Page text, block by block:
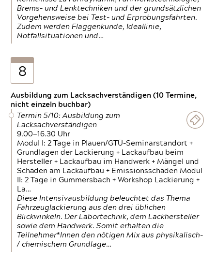
Brems- und Lenktechniken und der grundsätzlichen
Vorgehensweise bei Test- und Erprobungsfahrten.
Zudem werden Flaggenkunde, Ideallinie,
Notfallsituationen und…
8
Ausbildung zum Lacksachverständigen (10 Termine,
nicht einzeln buchbar)
Termin 5/10: Ausbildung zum
Lacksachverständigen
9.00—16.30 Uhr
Modul I: 2 Tage in Plauen/GTÜ-Seminarstandort +
Grundlagen der Lackierung + Lackaufbau beim
Hersteller + Lackaufbau im Handwerk + Mängel und
Schäden am Lackaufbau + Emissionsschäden Modul
II: 2 Tage in Gummersbach + Workshop Lackierung +
La…
Diese Intensivausbildung beleuchtet das Thema
Fahrzeuglackierung aus den drei üblichen
Blickwinkeln. Der Labortechnik, dem Lackhersteller
sowie dem Handwerk. Somit erhalten die
Teilnehmer*Innen den nötigen Mix aus physikalisch-
/ chemischem Grundlage…